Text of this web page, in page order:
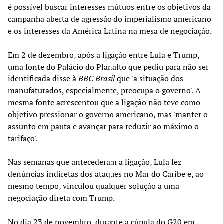
é possível buscar interesses mútuos entre os objetivos da
campanha aberta de agressão do imperialismo americano
e os interesses da América Latina na mesa de negociação.
Em 2 de dezembro, após a ligação entre Lula e Trump,
uma fonte do Palácio do Planalto que pediu para não ser
identificada disse àBBC Brasilque 'a situação dos
manufaturados, especialmente, preocupa o governo'. A
mesma fonte acrescentou que a ligação não teve como
objetivo pressionar o governo americano, mas 'manter o
assunto em pauta e avançar para reduzir ao máximo o
tarifaço'.
Nas semanas que antecederam a ligação, Lula fez
denúncias indiretas dos ataques no Mar do Caribe e, ao
mesmo tempo, vinculou qualquer solução a uma
negociação direta com Trump.
No dia 23 de novembro, durante a cúpula do G20 em